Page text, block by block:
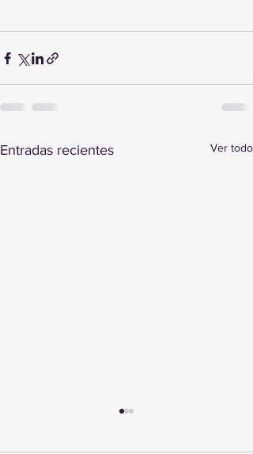
Entradas recientes Ver todo